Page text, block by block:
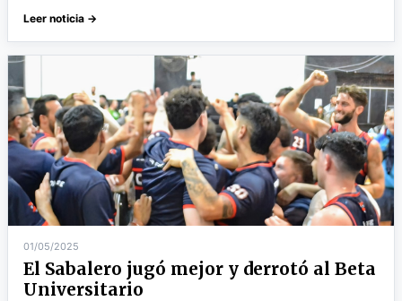
Leer noticia →
01/05/2025
El Sabalero jugó mejor y derrotó al Beta
Universitario